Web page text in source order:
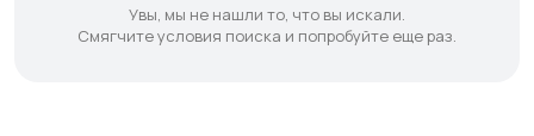
Увы, мы не нашли то, что вы искали.
Смягчите условия поиска и попробуйте еще раз.